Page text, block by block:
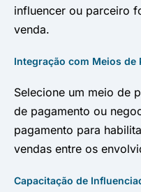
influencer ou parceiro
venda.
Integração com Meios de
Selecione um meio de
de pagamento ou
pagamento para
vendas entre os
Capacitação de